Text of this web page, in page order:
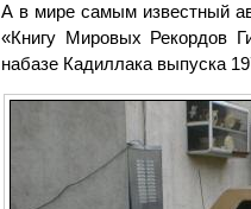
А в мире самым известный
«Книгу Мировых Рекордов
набазе Кадиллака выпуска